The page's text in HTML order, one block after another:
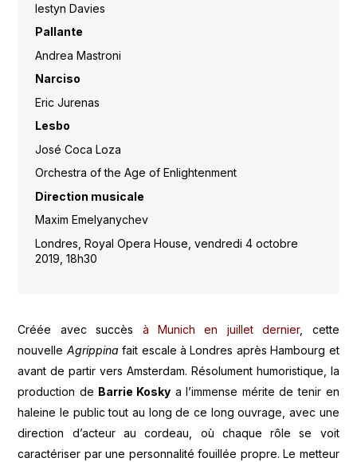
Iestyn Davies
Pallante
Andrea Mastroni
Narciso
Eric Jurenas
Lesbo
José Coca Loza
Orchestra of the Age of Enlightenment
Direction musicale
Maxim Emelyanychev
Londres, Royal Opera House, vendredi 4 octobre
2019, 18h30
Créée avec succès à Munich en juillet dernier, cette
nouvelle Agrippina fait escale à Londres après Hambourg et
avant de partir vers Amsterdam. Résolument humoristique, la
production de Barrie Kosky a l’immense mérite de tenir en
haleine le public tout au long de ce long ouvrage, avec une
direction d’acteur au cordeau, où chaque rôle se voit
caractériser par une personnalité fouillée propre. Le metteur